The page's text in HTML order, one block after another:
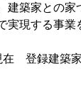
建築家との家
実現する事業
在 登録建築